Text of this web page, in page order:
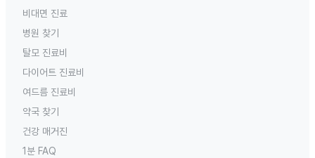
비대면 진료
병원 찾기
탈모 진료비
다이어트 진료비
여드름 진료비
약국 찾기
건강 매거진
1분 FAQ